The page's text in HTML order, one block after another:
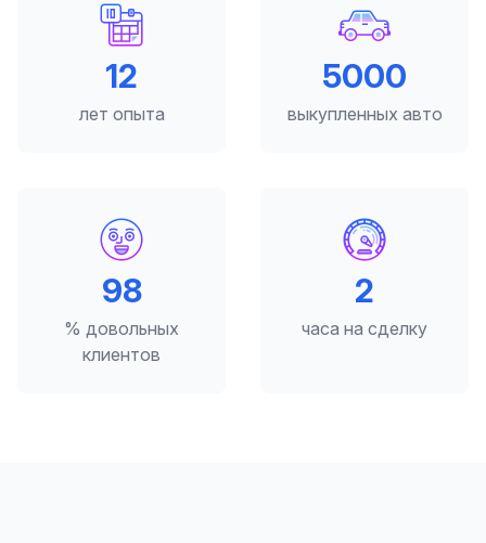
12
лет опыта
5000
выкупленных авто
98
% довольных
клиентов
2
часа на сделку